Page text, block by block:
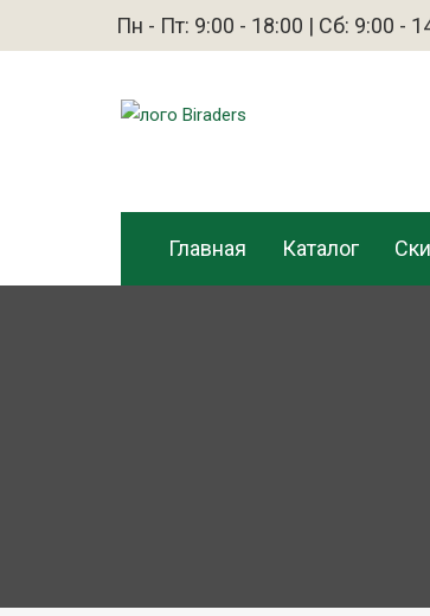
Пн - Пт: 9:00 - 18:00 | Сб: 9:00 -
Главная Каталог